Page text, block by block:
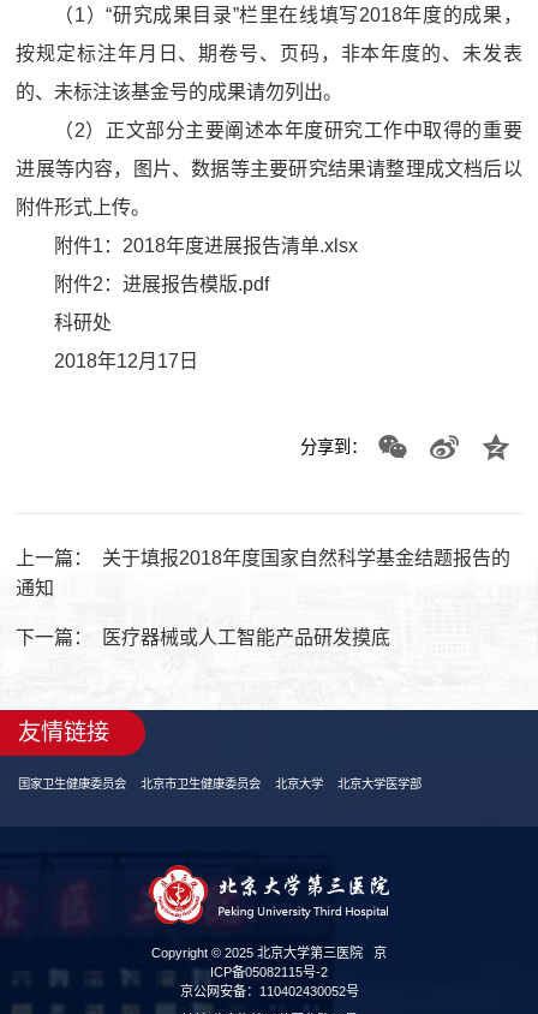
（1）“研究成果目录”栏里在线填写2018年度的成果，
按规定标注年月日、期卷号、页码，非本年度的、未发表
的、未标注该基金号的成果请勿列出。
（2）正文部分主要阐述本年度研究工作中取得的重要
进展等内容，图片、数据等主要研究结果请整理成文档后以
附件形式上传。
附件1：2018年度进展报告清单.xlsx
附件2：进展报告模版.pdf
科研处
2018年12月17日
分享到：
上一篇：
关于填报2018年度国家自然科学基金结题报告的
通知
下一篇： 医疗器械或人工智能产品研发摸底
友情链接
国家卫生健康委员会 北京市卫生健康委员会 北京大学 北京大学医学部
Copyright © 2025 北京大学第三医院 京
ICP备05082115号-2
京公网安备：110402430052号